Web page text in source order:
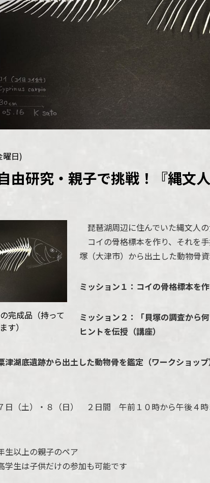
曜日)
由研究・親子で挑戦！『縄文
完成品（持って
す）
琵琶湖周辺に住んでいた縄文人の
コイの骨格標本を作り、それを
塚（大津市）から出土した動物骨
ミッション１：コイの骨格標本を
ミッション２：「貝塚の調査から
ヒントを伝授（講座）
津湖底遺跡から出土した動物骨を鑑定（ワークショップ
日（土）・８（日） ２日間 午前１０時から午後４
上の親子のペア
供だけの参加も可能です